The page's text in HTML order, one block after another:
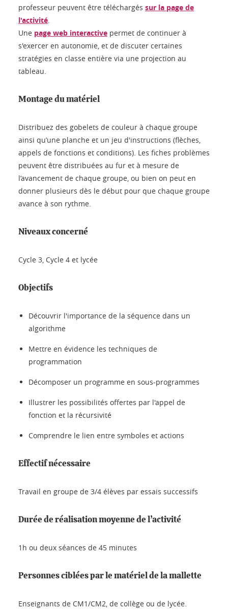
professeur peuvent être téléchargés sur la page de
l'activité
Une page web interactive permet de continuer à
s'exercer en autonomie, et de discuter certaines
stratégies en classe entière via une projection au
tableau.
Montage du matériel
Distribuez des gobelets de couleur à chaque groupe
ainsi qu’une planche et un jeu d'instructions (flèches,
appels de fonctions et conditions). Les fiches problèmes
peuvent être distribuées au fur et à mesure de
l’avancement de chaque groupe, ou bien on peut en
donner plusieurs dès le début pour que chaque groupe
avance à son rythme.
Niveaux concerné
Cycle 3, Cycle 4 et lycée
Objectifs
Découvrir l'importance de la séquence dans un
algorithme
Mettre en évidence les techniques de
programmation
Décomposer un programme en sous-programmes
Illustrer les possibilités offertes par l'appel de
fonction et la récursivité
Comprendre le lien entre symboles et actions
Effectif nécessaire
Travail en groupe de 3/4 élèves par essais successifs
Durée de réalisation moyenne de l’activité
1h ou deux séances de 45 minutes
Personnes ciblées par le matériel de la mallette
Enseignants de CM1/CM2, de collège ou de lycée.